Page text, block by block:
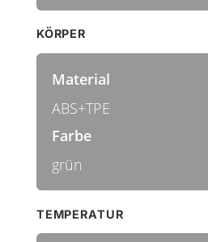
KÖRPER
Material
ABS+TPE
Farbe
grün
TEMPERATUR